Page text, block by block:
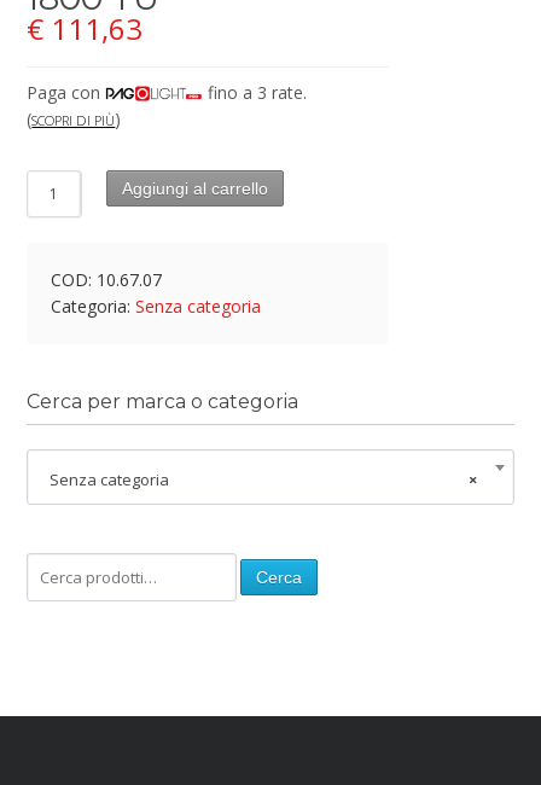
€ 111,63
Paga con
fino a 3 rate.
(SCOPRI DI PIÙ)
Aggiungi al carrello
COD: 10.67.07
Categoria:Senza categoria
Cerca per marca o categoria
×
Senza categoria
Cerca